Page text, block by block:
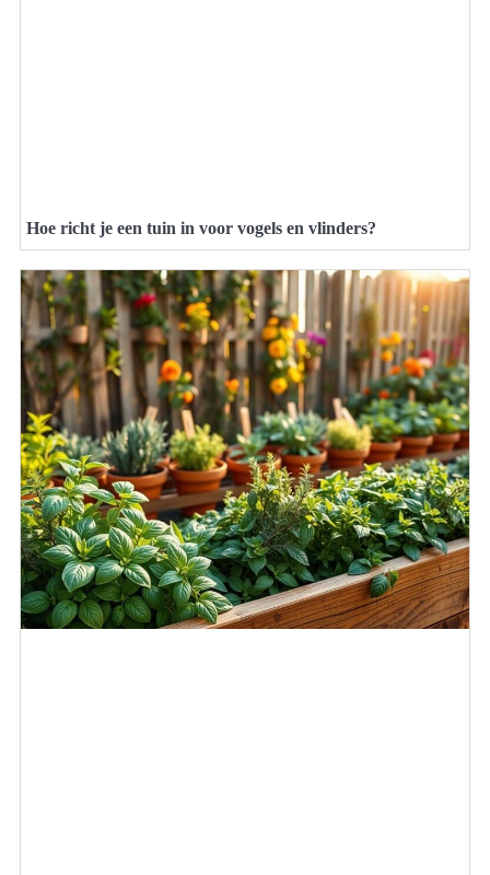
Hoe richt je een tuin in voor vogels en vlinders?